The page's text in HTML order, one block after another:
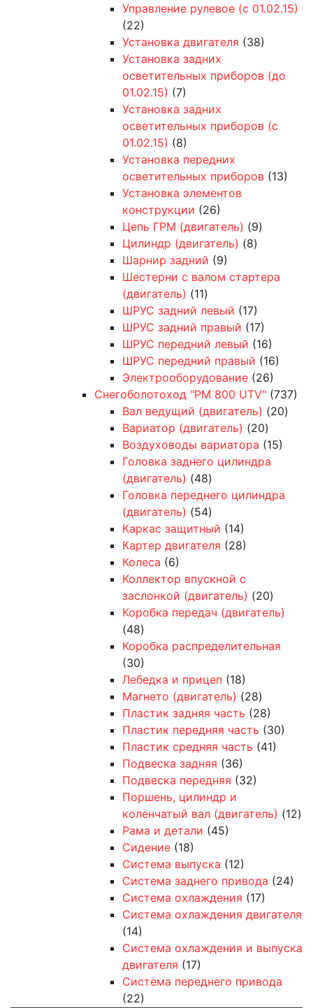
Управление рулевое (с 01.02.15)
(22)
Установка двигателя (38)
Установка задних
осветительных приборов (до
01.02.15) (7)
Установка задних
осветительных приборов (с
01.02.15) (8)
Установка передних
осветительных приборов (13)
Установка элементов
конструкции (26)
Цепь ГРМ (двигатель) (9)
Цилиндр (двигатель) (8)
Шарнир задний (9)
Шестерни с валом стартера
(двигатель) (11)
ШРУС задний левый (17)
ШРУС задний правый (17)
ШРУС передний левый (16)
ШРУС передний правый (16)
Электрооборудование (26)
Снегоболотоход "РМ 800 UTV" (737)
Вал ведущий (двигатель) (20)
Вариатор (двигатель) (20)
Воздуховоды вариатора (15)
Головка заднего цилиндра
(двигатель) (48)
Головка переднего цилиндра
(двигатель) (54)
Каркас защитный (14)
Картер двигателя (28)
Колеса (6)
Коллектор впускной с
заслонкой (двигатель) (20)
Коробка передач (двигатель)
(48)
Коробка распределительная
(30)
Лебедка и прицеп (18)
Магнето (двигатель) (28)
Пластик задняя часть (28)
Пластик передняя часть (30)
Пластик средняя часть (41)
Подвеска задняя (36)
Подвеска передняя (32)
Поршень, цилиндр и
коленчатый вал (двигатель) (12)
Рама и детали (45)
Сидение (18)
Система выпуска (12)
Система заднего привода (24)
Система охлаждения (17)
Система охлаждения двигателя
(14)
Система охлаждения и выпуска
двигателя (17)
Система переднего привода
(22)